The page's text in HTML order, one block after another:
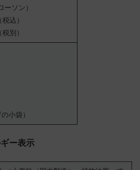
ソン）
込）
別）
小袋）
ー表示